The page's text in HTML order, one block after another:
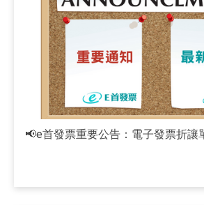
📢e首發票重要公告：電子發票折讓